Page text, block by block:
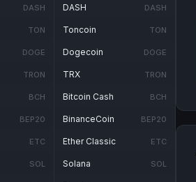
DASH
TON
DOGE
TRON
BCH
BEP20
ETC
SOL
DASH DASH
Toncoin TON
Dogecoin DOGE
TRX TRON
Bitcoin Cash BCH
BinanceCoin BEP20
Ether Classic ETC
Solana SOL